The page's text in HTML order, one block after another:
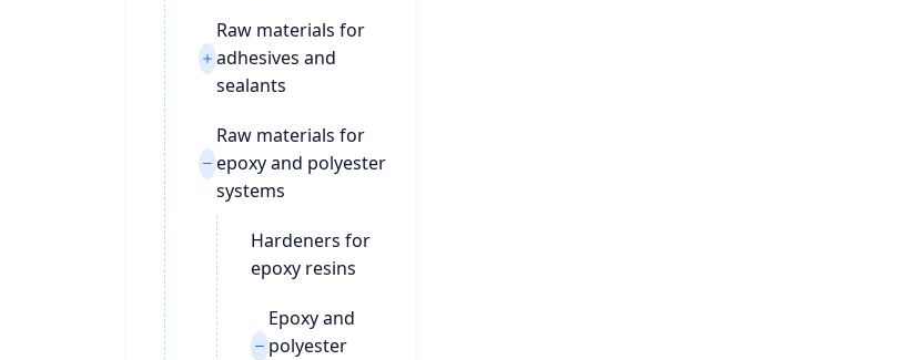
Raw materials for
adhesives and
sealants
Raw materials for
epoxy and polyester
systems
Hardeners for
epoxy resins
Epoxy and
polyester